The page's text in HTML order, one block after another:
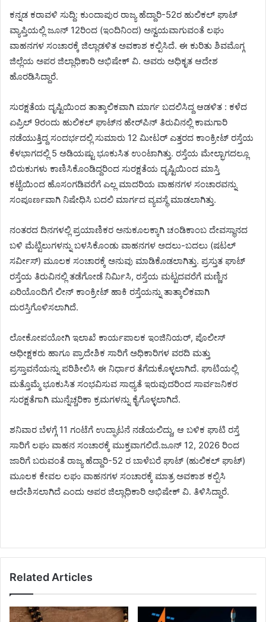
ಕನ್ನಡ ಕರಾವಳಿ ಸುದ್ದಿ: ಕುಂದಾಪುರ ರಾಜ್ಯ ಹೆದ್ದಾರಿ-52ರ ಹುಲಿಕಲ್ ಘಾಟ್
ವ್ಯಾಪ್ತಿಯಲ್ಲಿ ಜೂನ್ 12ರಿಂದ (ಇಂದಿನಿಂದ) ಅನ್ವಯವಾಗುವಂತೆ ಲಘು
ವಾಹನಗಳ ಸಂಚಾರಕ್ಕೆ ಜಿಲ್ಲಾಡಳಿತ ಅವಕಾಶ ಕಲ್ಪಿಸಿದೆ. ಈ ಕುರಿತು ಶಿವಮೊಗ್ಗ
ಜಿಲ್ಲೆಯ ಅಪರ ಜಿಲ್ಲಾಧಿಕಾರಿ ಅಭಿಷೇಕ್ ವಿ. ಅವರು ಅಧಿಕೃತ ಆದೇಶ
ಹೊರಡಿಸಿದ್ದಾರೆ.
ಸುರಕ್ಷತೆಯ ದೃಷ್ಟಿಯಿಂದ ತಾತ್ಕಾಲಿಕವಾಗಿ ಮಾರ್ಗ ಬದಲಿಸಿದ್ದ ಆಡಳಿತ : ಕಳೆದ
ಏಪ್ರಿಲ್ 9ರಂದು ಹುಲಿಕಲ್ ಘಾಟ್‌ನ ಹೇರ್‌ಪಿನ್ ತಿರುವಿನಲ್ಲಿ ಕಾಮಗಾರಿ
ನಡೆಯುತ್ತಿದ್ದ ಸಂದರ್ಭದಲ್ಲಿ ಸುಮಾರು 12 ಮೀಟರ್ ಎತ್ತರದ ಕಾಂಕ್ರೀಟ್ ರಸ್ತೆಯ
ಕೆಳಭಾಗದಲ್ಲಿ 5 ಅಡಿಯಷ್ಟು ಭೂಕುಸಿತ ಉಂಟಾಗಿತ್ತು. ರಸ್ತೆಯ ಮೇಲ್ಭಾಗದಲ್ಲೂ
ಬಿರುಕುಗಳು ಕಾಣಿಸಿಕೊಂಡಿದ್ದರಿಂದ ಸುರಕ್ಷತೆಯ ದೃಷ್ಟಿಯಿಂದ ಮಾಸ್ತಿ
ಕಟ್ಟೆಯಿಂದ ಹೊಸಂಗಡಿವರೆಗೆ ಎಲ್ಲ ಮಾದರಿಯ ವಾಹನಗಳ ಸಂಚಾರವನ್ನು
ಸಂಪೂರ್ಣವಾಗಿ ನಿಷೇಧಿಸಿ ಬದಲಿ ಮಾರ್ಗದ ವ್ಯವಸ್ಥೆ ಮಾಡಲಾಗಿತ್ತು.
ನಂತರದ ದಿನಗಳಲ್ಲಿ ಪ್ರಯಾಣಿಕರ ಅನುಕೂಲಕ್ಕಾಗಿ ಚಂಡಿಕಾಂಬ ದೇವಸ್ಥಾನದ
ಬಳಿ ಮೆಟ್ಟಿಲುಗಳನ್ನು ಬಳಸಿಕೊಂಡು ವಾಹನಗಳ ಅದಲು-ಬದಲು (ಷಟಲ್
ಸರ್ವೀಸ್) ಮೂಲಕ ಸಂಚಾರಕ್ಕೆ ಅನುವು ಮಾಡಿಕೊಡಲಾಗಿತ್ತು. ಪ್ರಸ್ತುತ ಘಾಟ್
ರಸ್ತೆಯ ತಿರುವಿನಲ್ಲಿ ತಡೆಗೋಡೆ ನಿರ್ಮಿಸಿ, ರಸ್ತೆಯ ಮಟ್ಟದವರೆಗೆ ಮಣ್ಣಿನ
ಏರಿಯೊಂದಿಗೆ ಲೀನ್ ಕಾಂಕ್ರೀಟ್ ಹಾಕಿ ರಸ್ತೆಯನ್ನು ತಾತ್ಕಾಲಿಕವಾಗಿ
ದುರಸ್ತಿಗೊಳಿಸಲಾಗಿದೆ.
ಲೋಕೋಪಯೋಗಿ ಇಲಾಖೆ ಕಾರ್ಯಪಾಲಕ ಇಂಜಿನಿಯರ್, ಪೊಲೀಸ್
ಅಧೀಕ್ಷಕರು ಹಾಗೂ ಪ್ರಾದೇಶಿಕ ಸಾರಿಗೆ ಅಧಿಕಾರಿಗಳ ವರದಿ ಮತ್ತು
ಪ್ರಸ್ತಾವನೆಯನ್ನು ಪರಿಶೀಲಿಸಿ ಈ ನಿರ್ಧಾರ ತೆಗೆದುಕೊಳ್ಳಲಾಗಿದೆ. ಘಾಟಿಯಲ್ಲಿ
ಮತ್ತೊಮ್ಮೆ ಭೂಕುಸಿತ ಸಂಭವಿಸುವ ಸಾಧ್ಯತೆ ಇರುವುದರಿಂದ ಸಾರ್ವಜನಿಕರ
ಸುರಕ್ಷತೆಗಾಗಿ ಮುನ್ನೆಚ್ಚರಿಕಾ ಕ್ರಮಗಳನ್ನು ಕೈಗೊಳ್ಳಲಾಗಿದೆ.
ಶನಿವಾರ ಬೆಳಗ್ಗೆ 11 ಗಂಟೆಗೆ ಉದ್ಘಾಟನೆ ನಡೆಯಲಿದ್ದು, ಆ ಬಳಿಕ ಘಾಟಿ ರಸ್ತೆ
ಸಾರಿಗೆ ಲಘು ವಾಹನ ಸಂಚಾರಕ್ಕೆ ಮುಕ್ತವಾಗಲಿದೆ.ಜೂನ್ 12, 2026 ರಿಂದ
ಜಾರಿಗೆ ಬರುವಂತೆ ರಾಜ್ಯ ಹೆದ್ದಾರಿ-52 ರ ಬಾಳೆಬರೆ ಘಾಟ್ (ಹುಲಿಕಲ್ ಘಾಟ್)
ಮೂಲಕ ಕೇವಲ ಲಘು ವಾಹನಗಳ ಸಂಚಾರಕ್ಕೆ ಮಾತ್ರ ಅವಕಾಶ ಕಲ್ಪಿಸಿ
ಆದೇಶಿಸಲಾಗಿದೆ ಎಂದು ಅಪರ ಜಿಲ್ಲಾಧಿಕಾರಿ ಅಭಿಷೇಕ್ ವಿ. ತಿಳಿಸಿದ್ದಾರೆ.
Related Articles